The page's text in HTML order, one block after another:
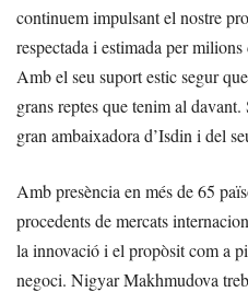
continuem impulsant el nostre
respectada i estimada per
Amb el seu suport estic segur
grans reptes que tenim al
gran ambaixadora d’Isdin i del
Amb presència en més de 65
procedents de mercats
la innovació i el propòsit com a
negoci. Nigyar Makhmudova